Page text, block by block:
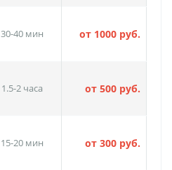
30-40 мин от 1000 руб.
1.5-2 часа от 500 руб.
15-20 мин от 300 руб.